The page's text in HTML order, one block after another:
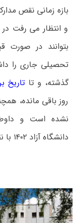
و انتظار می رفت در
بتوانند در
گذشته، و تاتاریخ
روز باقی مانده،
نشده است و
دانشگاه آزاد ۱۴۰۲ با نقص مدارک همچنان بلاتکلیف هستند.